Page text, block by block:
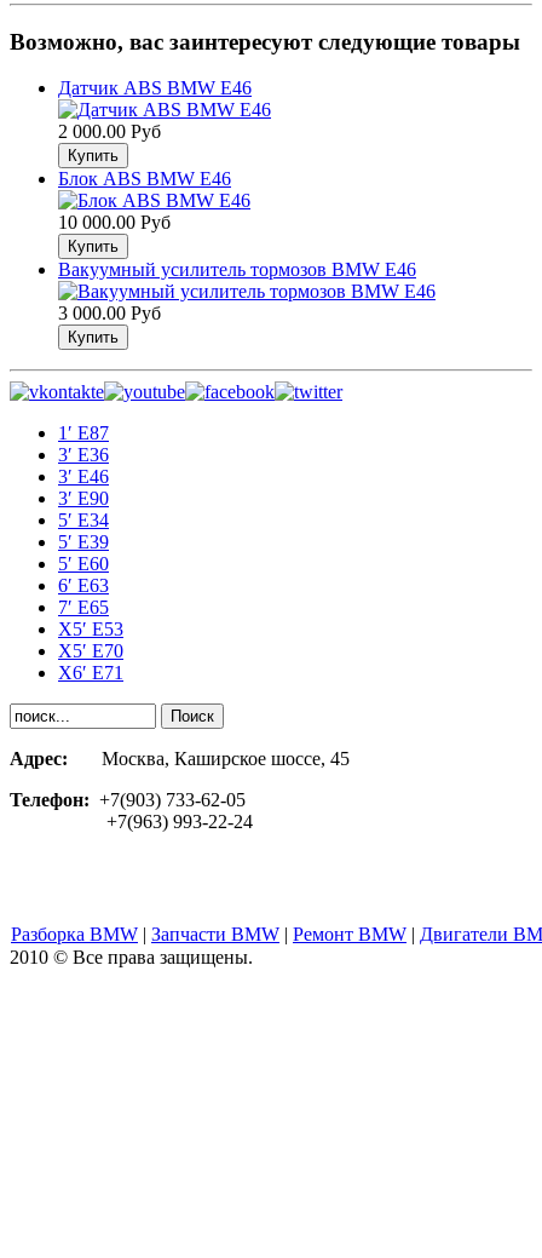
Возможно, вас заинтересуют следующие товары
Датчик АBS BMW E46
2 000.00 Руб
Блок ABS BMW E46
10 000.00 Руб
Вакуумный усилитель тормозов BMW E46
3 000.00 Руб
1′ E87
3′ E36
3′ E46
3′ E90
5′ E34
5′ E39
5′ E60
6′ E63
7′ E65
Х5′ E53
X5′ E70
X6′ E71
Адрес: Москва, Каширское шоссе, 45
Телефон: +7(903) 733-62-05
+7(963) 993-22-24
Разборка BMW | Запчасти BMW | Ремонт BMW | Двигатели
2010 © Все права защищены.